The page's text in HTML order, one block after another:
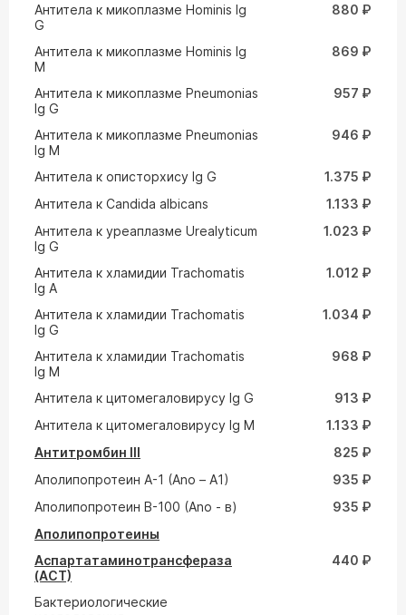
Антитела к микоплазме Hominis Ig
G
880 ₽
Антитела к микоплазме Hominis Ig
M
869 ₽
Антитела к микоплазме Pneumonias
Ig G
957 ₽
Антитела к микоплазме Pneumonias
Ig M
946 ₽
Антитела к описторхису Ig G
1.375 ₽
Антитела к Сandida albicans
1.133 ₽
Антитела к уреаплазме Urealyticum
Ig G
1.023 ₽
Антитела к хламидии Trachomatis
Ig A
1.012 ₽
Антитела к хламидии Trachomatis
Ig G
1.034 ₽
Антитела к хламидии Trachomatis
Ig M
968 ₽
Антитела к цитомегаловирусу Ig G
913 ₽
Антитела к цитомегаловирусу Ig M
1.133 ₽
Антитромбин III
825 ₽
Аполипопротеин A-1 (Ano – A1)
935 ₽
Аполипопротеин В-100 (Ano - в)
935 ₽
Аполипопротеины
Аспартатаминотрансфераза
(АСТ)
440 ₽
Бактериологические